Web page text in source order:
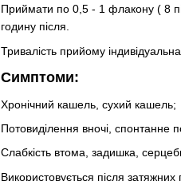
Приймати по 0,5 - 1 флакону ( 8
годину після.
Тривалість прийому
Симптоми:
Хронічний кашель, сухий кашель;
Потовиділення вночі, спонтанне
Слабкість втома, задишка,
Використовується після